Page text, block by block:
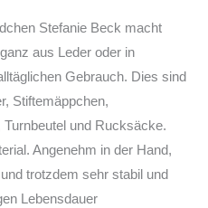
Stefanie Beck macht
aus Leder oder in
Gebrauch. Dies sind
Stiftemäppchen,
und Rucksäcke.
Angenehm in der Hand,
trotzdem sehr stabil und
Lebensdauer